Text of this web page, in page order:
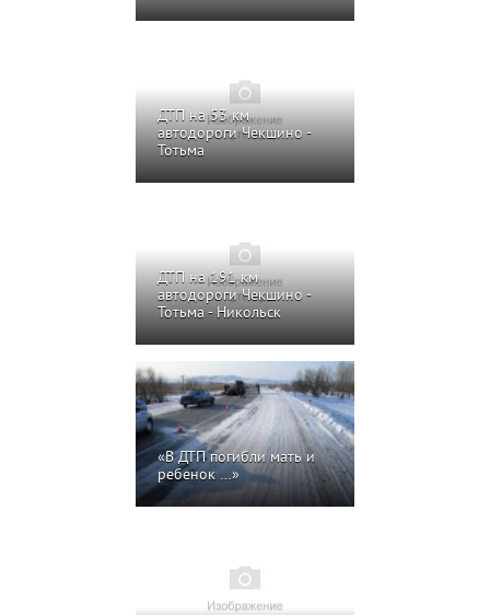
ДТП на 53 км
автодороги Чекшино -
Тотьма
ДТП на 191 км
автодороги Чекшино -
Тотьма - Никольск
«В ДТП погибли мать и
ребенок …»